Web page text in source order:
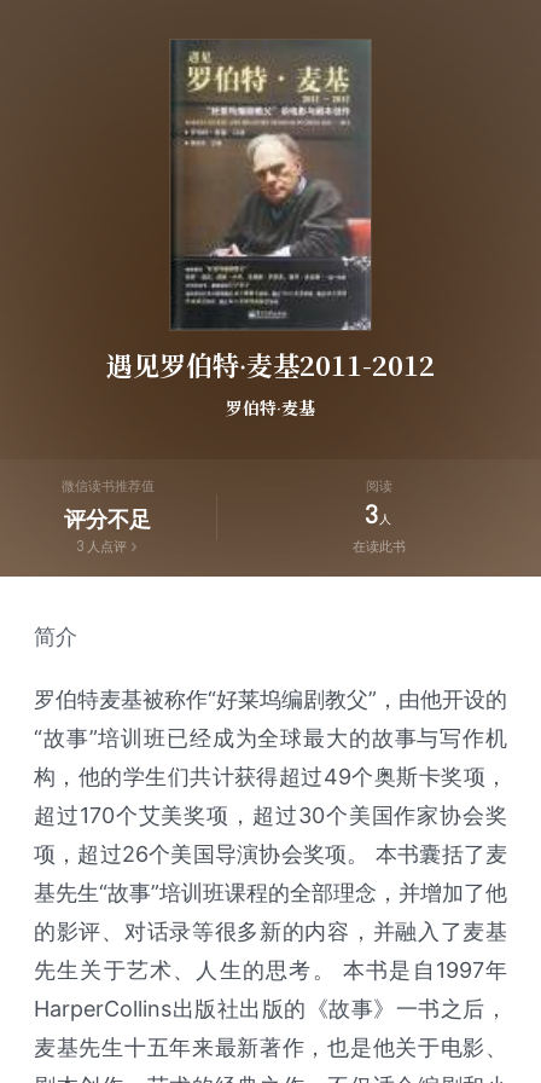
遇见罗伯特·麦基2011-2012
罗伯特·麦基
微信读书推荐值
评分不足
3 人点评
阅读
3 人
在读此书
简介
罗伯特麦基被称作“好莱坞编剧教父”，由他开设的
“故事”培训班已经成为全球最大的故事与写作机
构，他的学生们共计获得超过49个奥斯卡奖项，
超过170个艾美奖项，超过30个美国作家协会奖
项，超过26个美国导演协会奖项。 本书囊括了麦
基先生“故事”培训班课程的全部理念，并增加了他
的影评、对话录等很多新的内容，并融入了麦基
先生关于艺术、人生的思考。 本书是自1997年
HarperCollins出版社出版的《故事》一书之后，
麦基先生十五年来最新著作，也是他关于电影、